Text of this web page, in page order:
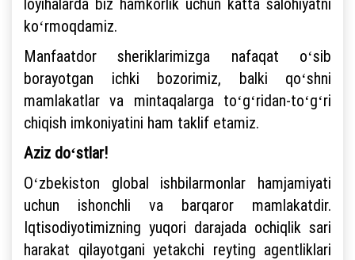
koʻrmoqdamiz.
Manfaatdor sheriklarimizga nafaqat oʻsib
borayotgan ichki bozorimiz, balki qoʻshni
mamlakatlar va mintaqalarga toʻgʻridan-toʻgʻri
chiqish imkoniyatini ham taklif etamiz.
Aziz doʻstlar!
Oʻzbekiston global ishbilarmonlar hamjamiyati
uchun ishonchli va barqaror mamlakatdir.
Iqtisodiyotimizning yuqori darajada ochiqlik sari
harakat qilayotgani yetakchi reyting agentliklari